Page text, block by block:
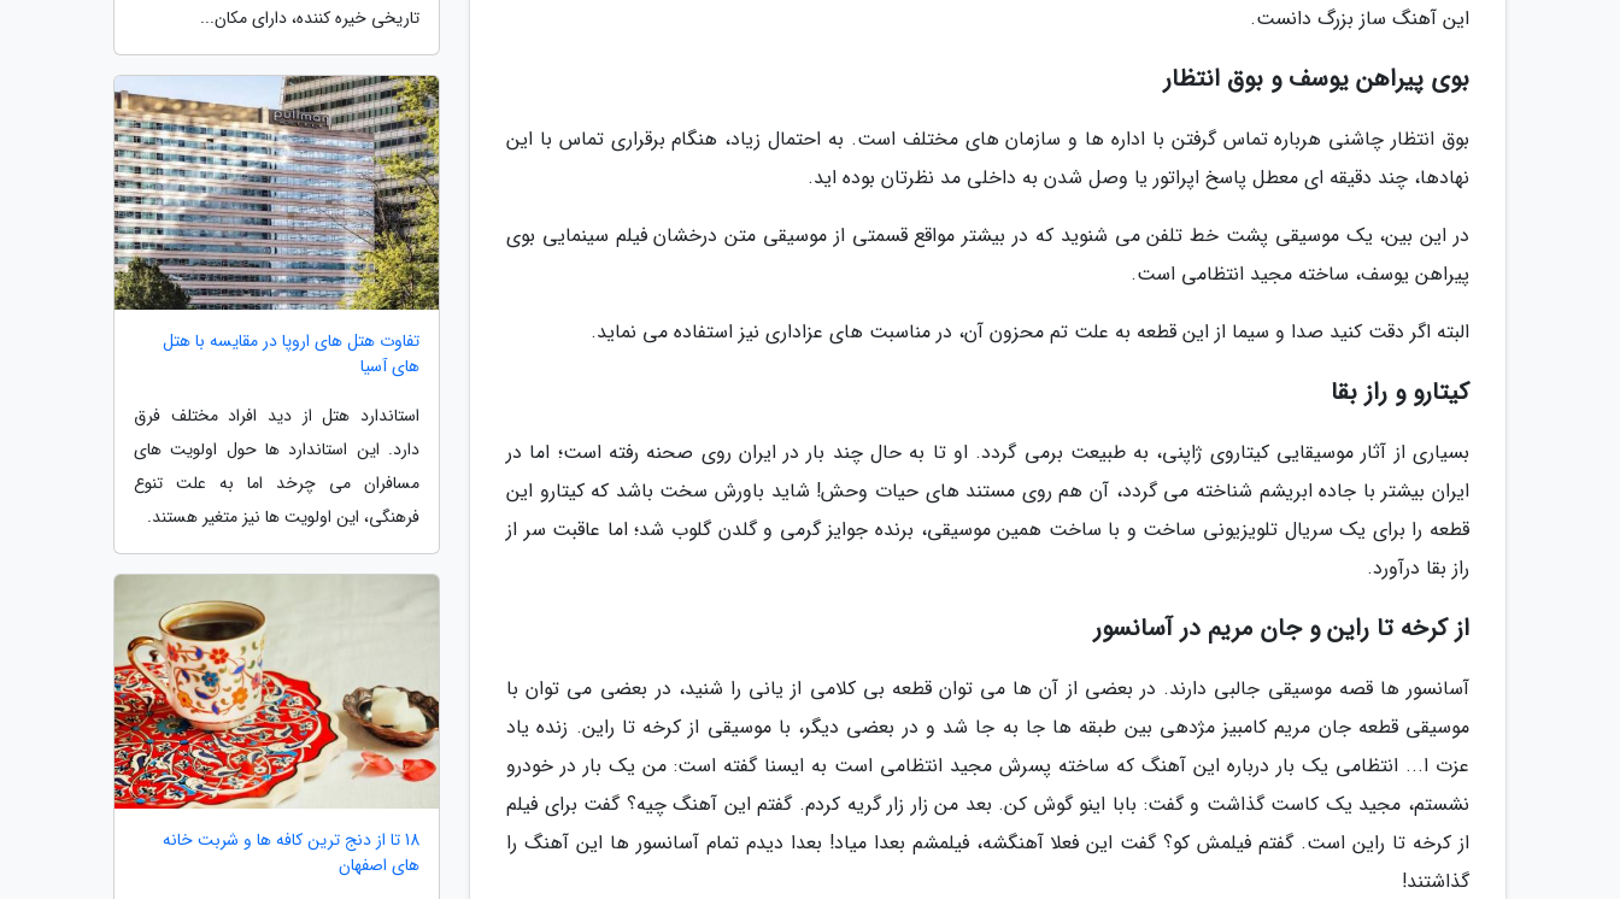
این آهنگ ساز بزرگ دانست.
بوی پیراهن یوسف و بوق انتظار
بوق انتظار چاشنی هرباره تماس گرفتن با اداره ها و سازمان های مختلف است. به احتمال زیاد، هنگام برقراری تماس با این
نهادها، چند دقیقه ای معطل پاسخ اپراتور یا وصل شدن به داخلی مد نظرتان بوده اید.
در این بین، یک موسیقی پشت خط تلفن می شنوید که در بیشتر مواقع قسمتی از موسیقی متن درخشان فیلم سینمایی بوی
پیراهن یوسف، ساخته مجید انتظامی است.
البته اگر دقت کنید صدا و سیما از این قطعه به علت تم محزون آن، در مناسبت های عزاداری نیز استفاده می نماید.
کیتارو و راز بقا
بسیاری از آثار موسیقایی کیتاروی ژاپنی، به طبیعت برمی گردد. او تا به حال چند بار در ایران روی صحنه رفته است؛ اما در
ایران بیشتر با جاده ابریشم شناخته می گردد، آن هم روی مستند های حیات وحش! شاید باورش سخت باشد که کیتارو این
قطعه را برای یک سریال تلویزیونی ساخت و با ساخت همین موسیقی، برنده جوایز گرمی و گلدن گلوب شد؛ اما عاقبت سر از
راز بقا درآورد.
از کرخه تا راین و جان مریم در آسانسور
آسانسور ها قصه موسیقی جالبی دارند. در بعضی از آن ها می توان قطعه بی کلامی از یانی را شنید، در بعضی می توان با
موسیقی قطعه جان مریم کامبیز مژدهی بین طبقه ها جا به جا شد و در بعضی دیگر، با موسیقی از کرخه تا راین. زنده یاد
عزت ا... انتظامی یک بار درباره این آهنگ که ساخته پسرش مجید انتظامی است به ایسنا گفته است: من یک بار در خودرو
نشستم، مجید یک کاست گذاشت و گفت: بابا اینو گوش کن. بعد من زار زار گریه کردم. گفتم این آهنگ چیه؟ گفت برای فیلم
از کرخه تا راین است. گفتم فیلمش کو؟ گفت این فعلا آهنگشه، فیلمشم بعدا میاد! بعدا دیدم تمام آسانسور ها این آهنگ را
گذاشتند!
تاریخی خیره کننده، دارای مکان...
تفاوت هتل های اروپا در مقایسه با هتل
های آسیا
استاندارد هتل از دید افراد مختلف فرق
دارد. این استاندارد ها حول اولویت های
مسافران می چرخد اما به علت تنوع
فرهنگی، این اولویت ها نیز متغیر هستند.
18 تا از دنج ترین کافه ها و شربت خانه
های اصفهان